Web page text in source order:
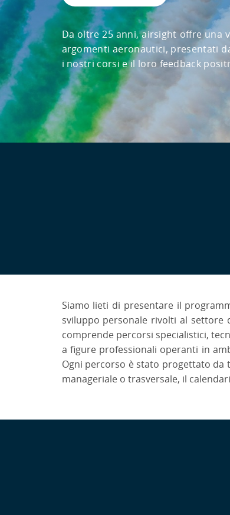
Da oltre 25 anni, airsight offre una
argomenti aeronautici, presentati
i nostri corsi e il loro feedback
Siamo lieti di presentare il
sviluppo personale rivolti al settore
comprende percorsi specialistici,
a figure professionali operanti in
Ogni percorso è stato progettato da
manageriale o trasversale, il